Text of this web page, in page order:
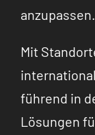
anzupassen.
Mit
führend in
Lösungen